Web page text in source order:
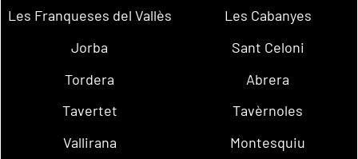
Les Franqueses del Vallès
Les Cabanyes
Jorba
Sant Celoni
Tordera
Abrera
Tavertet
Tavèrnoles
Vallirana
Montesquiu